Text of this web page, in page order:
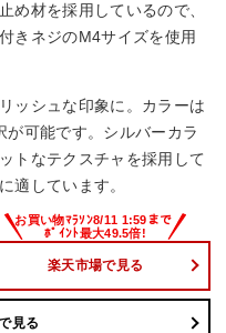
め材を採用しているので、
きネジのM4サイズを使用
ッシュな印象に。カラーは
可能です。シルバーカラ
トなテクスチャを採用して
適しています。
楽天市場で見る
見る